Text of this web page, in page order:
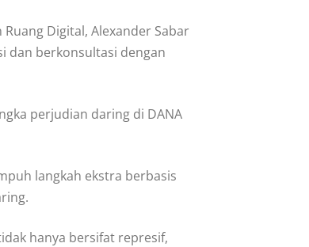
Digital, Alexander Sabar
dan berkonsultasi dengan
perjudian daring di DANA
langkah ekstra berbasis
hanya bersifat represif,